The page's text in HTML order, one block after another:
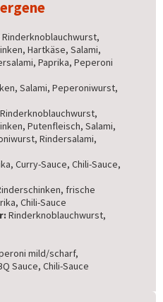
Rinderknoblauchwurst,
Hartkäse, Salami,
Paprika, Peperoni
Salami, Peperoniwurst,
Rinderknoblauchwurst,
Putenfleisch, Salami,
Rindersalami,
Curry-Sauce, Chili-Sauce,
frische
Chili-Sauce
Rinderknoblauchwurst,
mild/scharf,
Sauce, Chili-Sauce